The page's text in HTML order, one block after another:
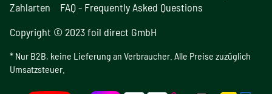
Zahlarten
FAQ - Frequently Asked Questions
Copyright © 2023 foil direct GmbH
* Nur B2B, keine Lieferung an Verbraucher. Alle Preise zuzüglich
Umsatzsteuer.